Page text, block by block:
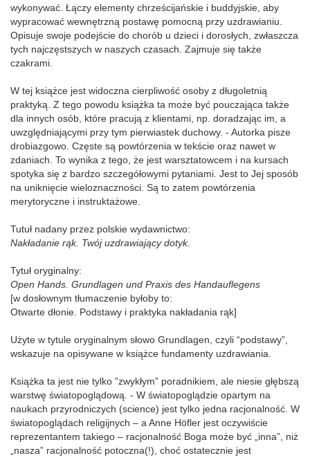
wykonywać. Łączy elementy chrześcijańskie i buddyjskie, aby
wypracować wewnętrzną postawę pomocną przy uzdrawianiu.
Opisuje swoje podejście do chorób u dzieci i dorosłych, zwłaszcza
tych najczęstszych w naszych czasach. Zajmuje się także
czakrami.
W tej książce jest widoczna cierpliwość osoby z długoletnią
praktyką. Z tego powodu książka ta może być pouczająca także
dla innych osób, które pracują z klientami, np. doradzając im, a
uwzględniającymi przy tym pierwiastek duchowy. - Autorka pisze
drobiazgowo. Częste są powtórzenia w tekście oraz nawet w
zdaniach. To wynika z tego, że jest warsztatowcem i na kursach
spotyka się z bardzo szczegółowymi pytaniami. Jest to Jej sposób
na uniknięcie wieloznaczności. Są to zatem powtórzenia
merytoryczne i instruktażowe.
Tutuł nadany przez polskie wydawnictwo:
Nakładanie rąk. Twój uzdrawiający dotyk.
Tytuł oryginalny:
Open Hands. Grundlagen und Praxis des Handauflegens
[w dosłownym tłumaczenie byłoby to:
Otwarte dłonie. Podstawy i praktyka nakładania rąk]
Użyte w tytule oryginalnym słowo Grundlagen, czyli “podstawy”,
wskazuje na opisywane w książce fundamenty uzdrawiania.
Książka ta jest nie tylko ”zwykłym” poradnikiem, ale niesie głębszą
warstwę światopoglądową. - W światopoglądzie opartym na
naukach przyrodniczych (science) jest tylko jedna racjonalność. W
światopoglądach religijnych – a Anne Höfler jest oczywiście
reprezentantem takiego – racjonalność Boga może być „inna”, niż
„nasza” racjonalność potoczna(!), choć ostatecznie jest